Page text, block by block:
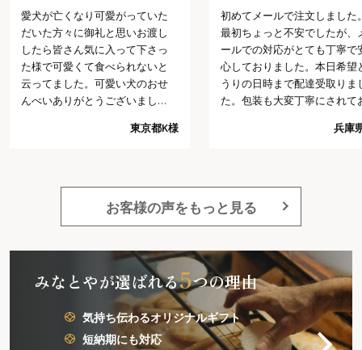
愛犬が亡くなり可愛がっていた
だいた方々に御礼と思いお渡し
したら皆さん気に入って下さっ
た様で可愛くて食べられないと
云ってました。可愛い犬のおせ
んべいありがとうございまし
東京都K様
初めてメールで注文しました。
最初ちょっと不安でしたが、メ
ールでの対応がとても丁寧で安
心しておりました。本日希望ど
うりの日時まで配達受取りまし
た。包装も大変丁寧にされてお
では、これ以上は望めないだろ
兵庫県I様
お客様の声をもっと見る
みなとやが選ばれる5つの理由
気持ち伝わるオリジナルギフト
短納期にも対応